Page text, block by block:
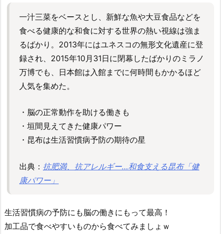
一汁三菜をベースとし、新鮮な魚や大豆食品などを
食べる健康的な和食に対する世界の熱い視線は強ま
るばかり。2013年にはユネスコの無形文化遺産に登
録され、2015年10月31日に閉幕したばかりのミラノ
万博でも、日本館は入館までに何時間もかかるほど
人気を集めた。
・脳の正常動作を助ける働きも
・垣間見えてきた健康パワー
・昆布は生活習慣病予防の期待の星
出典： 抗肥満、抗アレルギー…和食支える昆布「健
康パワー」
生活習慣病の予防にも脳の働きにもって最高！
加工品で食べやすいものから食べてみましょｗ